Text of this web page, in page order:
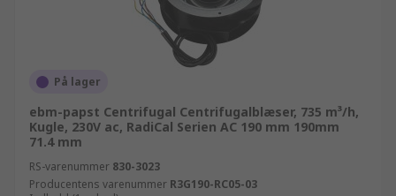
På lager
ebm-papst Centrifugal Centrifugalblæser, 735 m³/h,
Kugle, 230V ac, RadiCal Serien AC 190 mm 190mm
71.4 mm
RS-varenummer 830-3023
Producentens varenummer R3G190-RC05-03